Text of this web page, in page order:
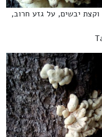
וקצת יבשים, על גזע חרוב,